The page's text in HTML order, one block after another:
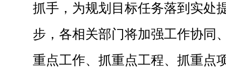
抓手，为规划目标任务落到实处
步，各相关部门将加强工作协同
重点工作、抓重点工程、抓重点